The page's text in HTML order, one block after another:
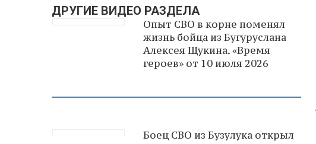
ДРУГИЕ ВИДЕО РАЗДЕЛА
Опыт СВО в корне поменял
жизнь бойца из Бугуруслана
Алексея Щукина. «Время
героев» от 10 июля 2026
Боец СВО из Бузулука открыл